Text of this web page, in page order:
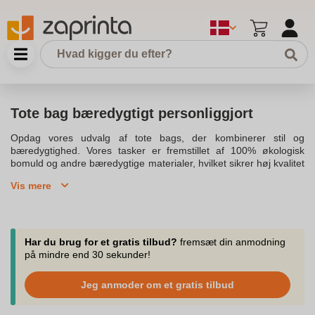
Tote bag bæredygtigt personliggjort
Opdag vores udvalg af tote bags, der kombinerer stil og
bæredygtighed. Vores tasker er fremstillet af 100% økologisk
bomuld og andre bæredygtige materialer, hvilket sikrer høj kvalitet
brug og kan personaliseres for at skabe en unik stil, der passer til
taske, der er ideel til dine daglige behov. Vores tote bags er
udformet til at være både praktiske og stilfulde, med lange
håndtag der gør det nemt at bære dem.Vi tilbyder også hurtig
bedste shoppingoplevelse. Toteposerne kan personaliseres med
dit logo, hvilket gør dem ideelle som firmagaver eller til
salgsfremmende formål. Vores personaliserede tote bags hjælper
Vis mere
Har du brug for et gratis tilbud? fremsæt din anmodning
på mindre end 30 sekunder!
Jeg anmoder om et gratis tilbud